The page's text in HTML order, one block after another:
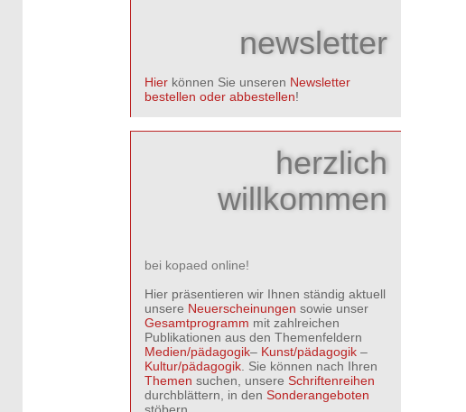
newsletter
Hier können Sie unseren Newsletter
bestellen oder abbestellen!
herzlich
willkommen
bei kopaed online!
Hier präsentieren wir Ihnen ständig aktuell
unsere Neuerscheinungen sowie unser
Gesamtprogramm mit zahlreichen
Publikationen aus den Themenfeldern
Medien/pädagogik– Kunst/pädagogik –
Kultur/pädagogik . Sie können nach Ihren
Themen suchen, unsere Schriftenreihen
durchblättern, in den Sonderangeboten